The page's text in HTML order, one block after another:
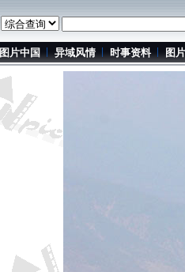
图片中国 异域风情 时事资料 图